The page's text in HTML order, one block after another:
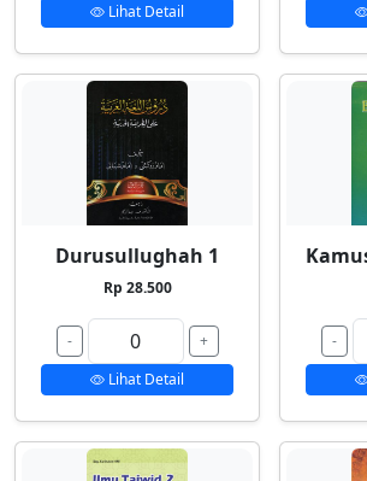
Lihat Detail
Durusullughah 1
Rp 28.500
-
+
Lihat Detail
-